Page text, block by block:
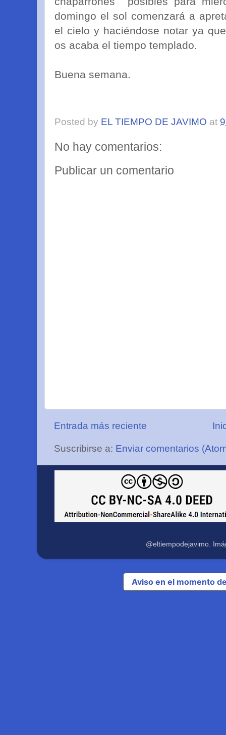
domingo el sol comenzará a
el cielo y haciéndose notar ya
os acaba el tiempo templado.
Buena semana.
Posted by EL TIEMPO DE JAVIMO at
No hay comentarios:
Publicar un comentario
Entrada más reciente
Suscribirse a: Enviar comentarios
@eltiempodejavimo.
Aviso en el momento